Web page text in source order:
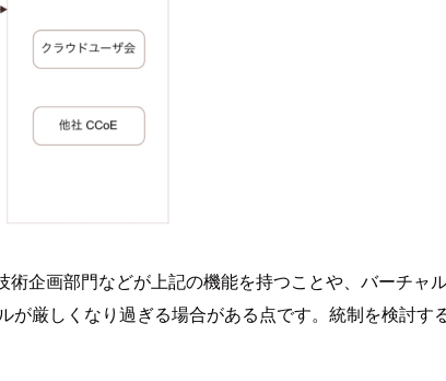
企画部門などが上記の機能を持つことや、バーチャ
厳しくなり過ぎる場合がある点です。統制を検討